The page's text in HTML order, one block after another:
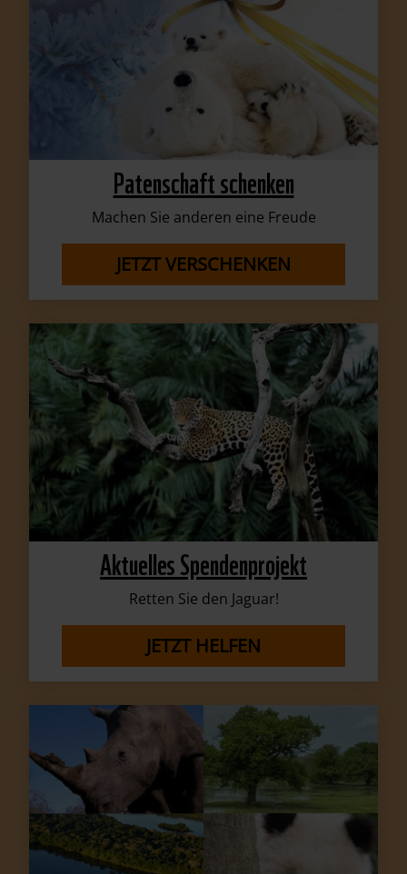
Patenschaft schenken
Machen Sie anderen eine Freude
JETZT VERSCHENKEN
Aktuelles Spendenprojekt
Retten Sie den Jaguar!
JETZT HELFEN